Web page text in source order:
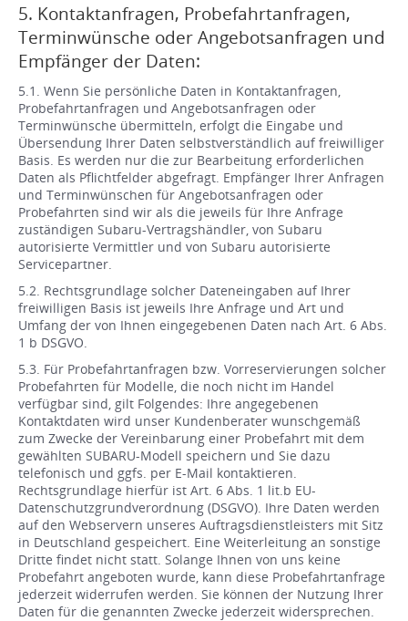
5. Kontaktanfragen, Probefahrtanfragen,
Terminwünsche oder Angebotsanfragen und
Empfänger der Daten:
5.1. Wenn Sie persönliche Daten in Kontaktanfragen,
Probefahrtanfragen und Angebotsanfragen oder
Terminwünsche übermitteln, erfolgt die Eingabe und
Übersendung Ihrer Daten selbstverständlich auf freiwilliger
Basis. Es werden nur die zur Bearbeitung erforderlichen
Daten als Pflichtfelder abgefragt. Empfänger Ihrer Anfragen
und Terminwünschen für Angebotsanfragen oder
Probefahrten sind wir als die jeweils für Ihre Anfrage
zuständigen Subaru-Vertragshändler, von Subaru
autorisierte Vermittler und von Subaru autorisierte
Servicepartner.
5.2. Rechtsgrundlage solcher Dateneingaben auf Ihrer
freiwilligen Basis ist jeweils Ihre Anfrage und Art und
Umfang der von Ihnen eingegebenen Daten nach Art. 6 Abs.
1 b DSGVO.
5.3. Für Probefahrtanfragen bzw. Vorreservierungen solcher
Probefahrten für Modelle, die noch nicht im Handel
verfügbar sind, gilt Folgendes: Ihre angegebenen
Kontaktdaten wird unser Kundenberater wunschgemäß
zum Zwecke der Vereinbarung einer Probefahrt mit dem
gewählten SUBARU-Modell speichern und Sie dazu
telefonisch und ggfs. per E-Mail kontaktieren.
Rechtsgrundlage hierfür ist Art. 6 Abs. 1 lit.b EU-
Datenschutzgrundverordnung (DSGVO). Ihre Daten werden
auf den Webservern unseres Auftragsdienstleisters mit Sitz
in Deutschland gespeichert. Eine Weiterleitung an sonstige
Dritte findet nicht statt. Solange Ihnen von uns keine
Probefahrt angeboten wurde, kann diese Probefahrtanfrage
jederzeit widerrufen werden. Sie können der Nutzung Ihrer
Daten für die genannten Zwecke jederzeit widersprechen.